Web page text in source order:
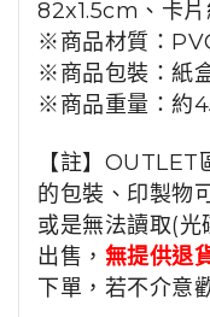
82x1.5cm、卡
※商品材質：
※商品包裝：紙
※商品重量：約
【註】
的包裝、印製物
或是無法讀取(
出售， 無提供退
下單，若不介意